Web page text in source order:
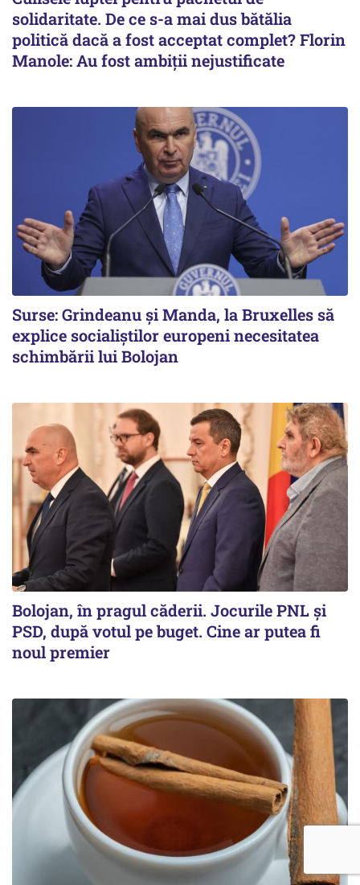
solidaritate. De ce s-a mai dus bătălia
politică dacă a fost acceptat complet? Florin
Manole: Au fost ambiții nejustificate
Surse: Grindeanu și Manda, la Bruxelles să
explice socialiștilor europeni necesitatea
schimbării lui Bolojan
Bolojan, în pragul căderii. Jocurile PNL și
PSD, după votul pe buget. Cine ar putea fi
noul premier